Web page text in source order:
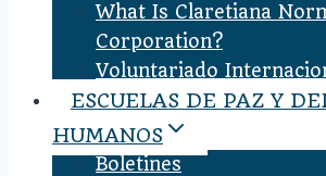
What Is Claretiana
Corporation?
Voluntariado
ESCUELAS DE PAZ Y
HUMANOS
Boletines